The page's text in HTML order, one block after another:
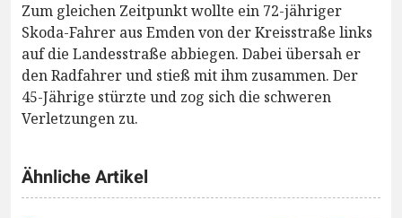
Zum gleichen Zeitpunkt wollte ein 72-jähriger
Skoda-Fahrer aus Emden von der Kreisstraße links
auf die Landesstraße abbiegen. Dabei übersah er
den Radfahrer und stieß mit ihm zusammen. Der
45-Jährige stürzte und zog sich die schweren
Verletzungen zu.
Ähnliche Artikel